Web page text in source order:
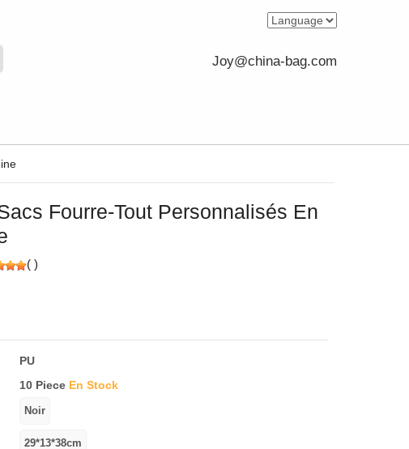
Joy@china-bag.com
Fourre-Tout Personnalisés En
( )
PU
10 Piece En Stock